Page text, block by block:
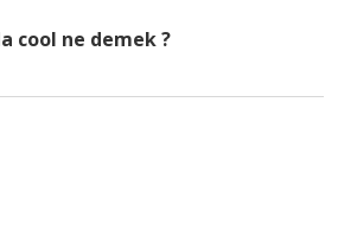
cool ne demek ?